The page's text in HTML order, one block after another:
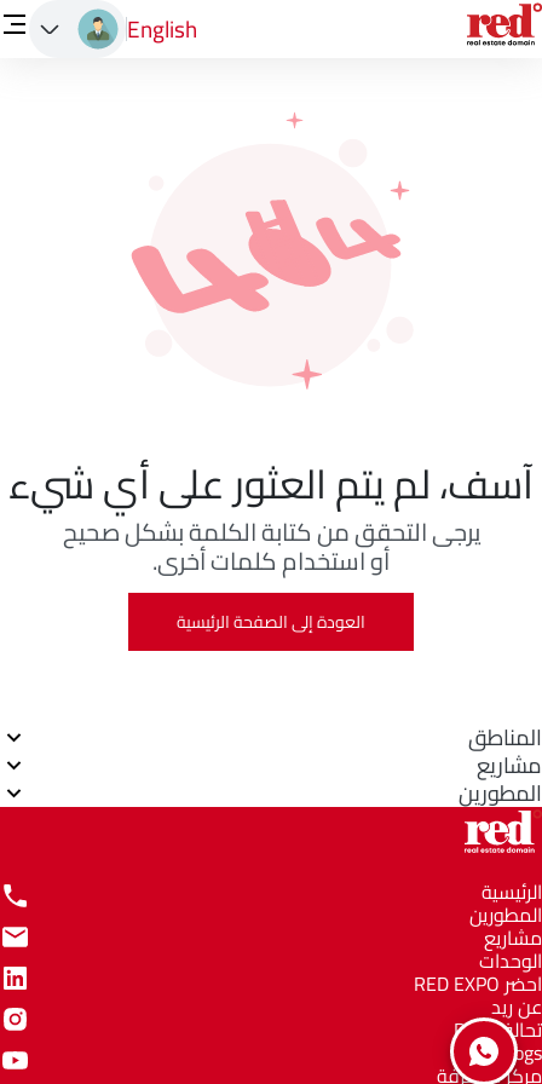
English
آسف، لم يتم العثور على أي شيء
يرجى التحقق من كتابة الكلمة بشكل صحيح
أو استخدام كلمات أخرى.
العودة إلى الصفحة الرئيسية
المناطق
مشاريع
المطورين
الرئيسية
المطورين
مشاريع
الوحدات
احضر RED EXPO
عن ريد
تحالف RED
Blogs
مركز المعرفة